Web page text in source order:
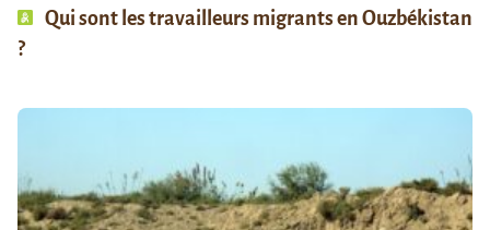
Qui sont les travailleurs migrants en Ouzbékistan
?